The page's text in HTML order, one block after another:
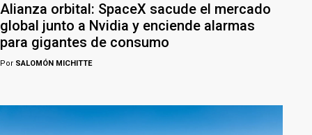
Alianza orbital: SpaceX sacude el mercado
global junto a Nvidia y enciende alarmas
para gigantes de consumo
Por SALOMÓN MICHITTE